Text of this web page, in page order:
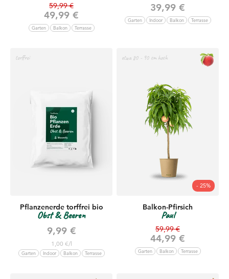
Angebot
49,99 €
Regulärer Preis
59,99 €
Garten Balkon Terrasse
Angebot
39,99 €
Garten Indoor Balkon Terrasse
torffrei
Pflanzenerde torffrei bio
Obst & Beeren
Angebot
9,99 €
1,00 €/l
Garten Indoor Balkon Terrasse
etwa 80 - 90 cm hoch
- 25%
Balkon-Pfirsich
Paul
Angebot
44,99 €
Regulärer Preis
59,99 €
Garten Balkon Terrasse